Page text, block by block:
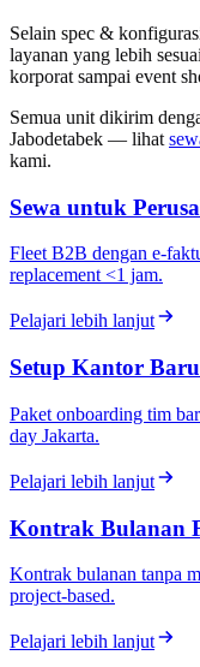
Selain spec &
layanan yang lebih
korporat sampai event
Semua unit dikirim
Jabodetabek — lihat
kami.
Sewa untuk
Fleet B2B dengan e-
replacement <1 jam.
Pelajari lebih lanjut
Setup Kantor
Paket onboarding tim
day Jakarta.
Pelajari lebih lanjut
Kontrak Bulanan
Kontrak bulanan tanpa
project-based.
Pelajari lebih lanjut